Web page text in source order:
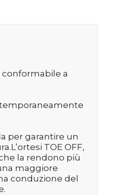
a
per garantire un
TOE OFF,
la rendono più
maggiore
conduzione del